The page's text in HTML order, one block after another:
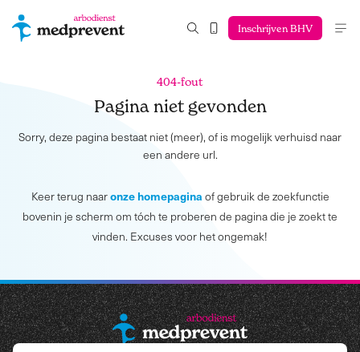
Inschrijven BHV
404-fout
Pagina niet gevonden
Sorry, deze pagina bestaat niet (meer), of is mogelijk verhuisd naar
een andere url.
Keer terug naaronze homepagina of gebruik de zoekfunctie
bovenin je scherm om tóch te proberen de pagina die je zoekt te
vinden. Excuses voor het ongemak!